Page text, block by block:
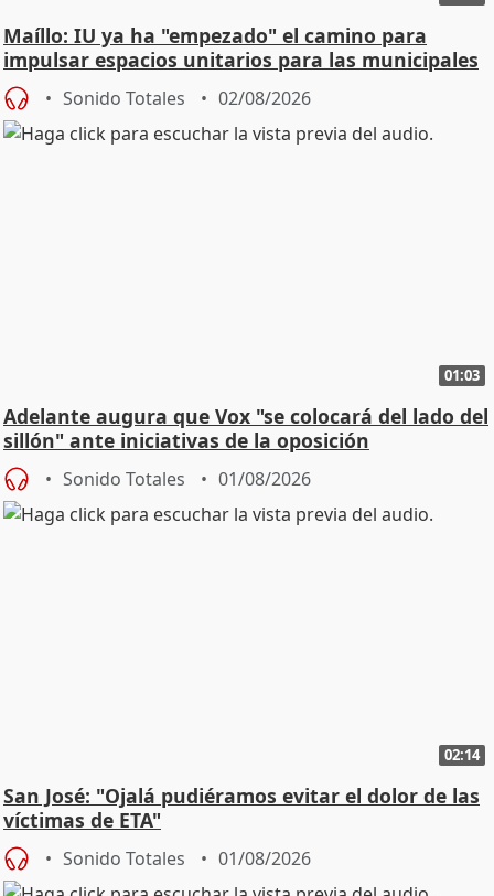
Maíllo: IU ya ha "empezado" el camino para
impulsar espacios unitarios para las municipales
Sonido Totales 02/08/2026
01:03
Adelante augura que Vox "se colocará del lado del
sillón" ante iniciativas de la oposición
Sonido Totales 01/08/2026
02:14
San José: "Ojalá pudiéramos evitar el dolor de las
víctimas de ETA"
Sonido Totales 01/08/2026